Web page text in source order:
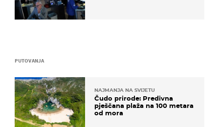
PUTOVANJA
NAJMANJA NA SVIJETU
Čudo prirode: Predivna
pješčana plaža na 100 metara
od mora